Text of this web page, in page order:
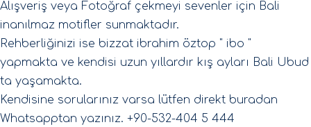
Alışveriş veya Fotoğraf çekmeyi sevenler için Bali
inanılmaz motifler sunmaktadır.
Rehberliğinizi ise bizzat ibrahim öztop " ibo "
yapmakta ve kendisi uzun yıllardır kış ayları Bali Ubud
ta yaşamakta.
Kendisine sorularınız varsa lütfen direkt buradan
Whatsapptan yazınız. +90-532-404 5 444